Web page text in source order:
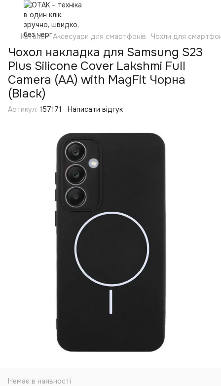
Каталог Аксесуари для смартфонів Чохли для
Чохол накладка для Samsung S23
Plus Silicone Cover Lakshmi Full
Camera (AA) with MagFit Чорна
(Black)
Артикул: 157171 Написати відгук
Немає в наявності